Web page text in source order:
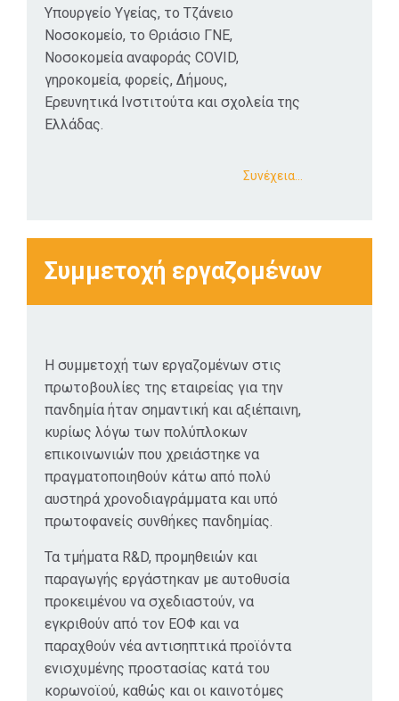
Υπουργείο Υγείας, το Τζάνειο
Νοσοκομείο, το Θριάσιο ΓΝΕ,
Νοσοκομεία αναφοράς COVID,
γηροκομεία, φορείς, Δήμους,
Ερευνητικά Ινστιτούτα και σχολεία της
Ελλάδας.
Συνέχεια…
Συμμετοχή εργαζομένων
Η συμμετοχή των εργαζομένων στις
πρωτοβουλίες της εταιρείας για την
πανδημία ήταν σημαντική και αξιέπαινη,
κυρίως λόγω των πολύπλοκων
επικοινωνιών που χρειάστηκε να
πραγματοποιηθούν κάτω από πολύ
αυστηρά χρονοδιαγράμματα και υπό
πρωτοφανείς συνθήκες πανδημίας.
Τα τμήματα R&D, προμηθειών και
παραγωγής εργάστηκαν με αυτοθυσία
προκειμένου να σχεδιαστούν, να
εγκριθούν από τον ΕΟΦ και να
παραχθούν νέα αντισηπτικά προϊόντα
ενισχυμένης προστασίας κατά του
κορωνοϊού, καθώς και οι καινοτόμες